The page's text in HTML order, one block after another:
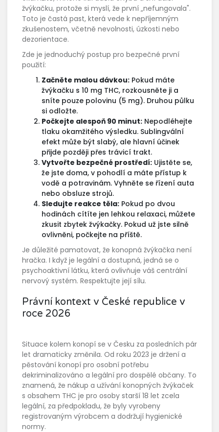
žvýkačku, protože si myslí, že první „nefungovala".
Toto je častá past, která vede k nepříjemným
zkušenostem, včetně nevolnosti, úzkosti nebo
dezorientace.
Zde je jednoduchý postup pro bezpečné první
použití:
Začněte malou dávkou: Pokud máte
žvýkačku s 10 mg THC, rozkousněte ji a
sníte pouze polovinu (5 mg). Druhou půlku
si odložte.
Počkejte alespoň 90 minut: Nepodléhejte
tlaku okamžitého výsledku. Sublingvální
efekt může být slabý, ale hlavní účinek
přijde později přes trávicí trakt.
Vytvořte bezpečné prostředí: Ujistěte se,
že jste doma, v pohodlí a máte přístup k
vodě a potravinám. Vyhněte se řízení auta
nebo obsluze strojů.
Sledujte reakce těla: Pokud po dvou
hodinách cítíte jen lehkou relaxaci, můžete
zkusit zbytek žvýkačky. Pokud už jste silně
ovlivněni, počkejte na příště.
Je důležité pamatovat, že konopná žvýkačka není
hračka. I když je legální a dostupná, jedná se o
psychoaktivní látku, která ovlivňuje váš centrální
nervový systém. Respektujte její sílu.
Právní kontext v České republice v
roce 2026
Situace kolem konopí se v Česku za posledních pár
let dramaticky změnila. Od roku 2023 je držení a
pěstování konopí pro osobní potřebu
dekriminalizováno a legální pro dospělé občany. To
znamená, že nákup a užívání konopných žvýkaček
s obsahem THC je pro osoby starší 18 let zcela
legální, za předpokladu, že byly vyrobeny
registrovaným výrobcem a dodržují hygienické
normy.